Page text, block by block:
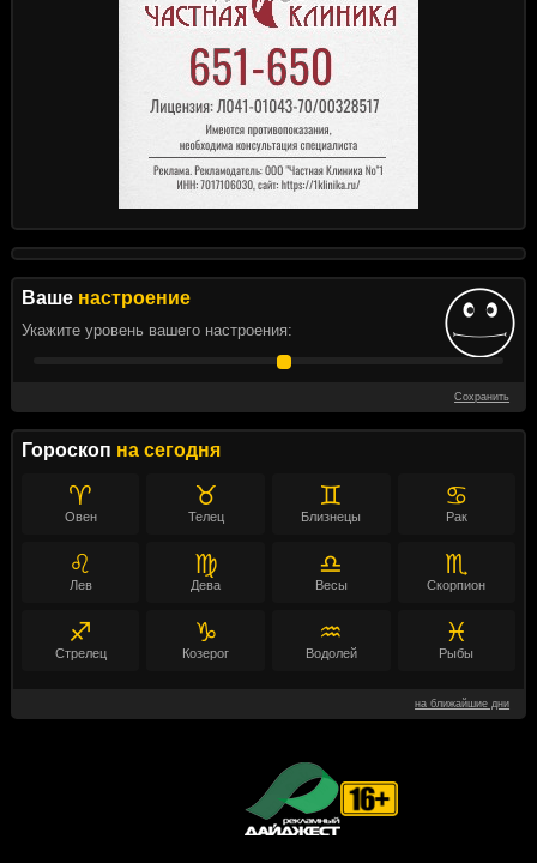
Ваше настроение
Укажите уровень вашего настроения:
Сохранить
Гороскоп на сегодня
♈
Овен
♉
Телец
♊
Близнецы
♋
Рак
♌
Лев
♍
Дева
♎
Весы
♏
Скорпион
♐
Стрелец
♑
Козерог
♒
Водолей
♓
Рыбы
на ближайшие дни